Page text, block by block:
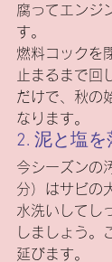
腐ってエンジ
す。
燃料コックを
止まるまで回
だけで、秋の
なります。
2. 泥と塩を
今シーズンの
分）はサビの
水洗いしてし
しましょう。
延びます。